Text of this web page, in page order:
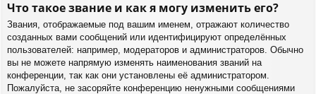
Что такое звание и как я могу изменить его?
Звания, отображаемые под вашим именем, отражают количество
созданных вами сообщений или идентифицируют определённых
пользователей: например, модераторов и администраторов. Обычно
вы не можете напрямую изменять наименования званий на
конференции, так как они установлены её администратором.
Пожалуйста, не засоряйте конференцию ненужными сообщениями